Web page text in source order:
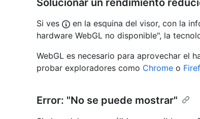
Solucionar un rendimiento
Si ves
en la esquina del visor, con la
hardware WebGL no disponible", la
WebGL es necesario para aprovechar el
probar exploradores como Chrome o
Error: "No se puede mostrar"